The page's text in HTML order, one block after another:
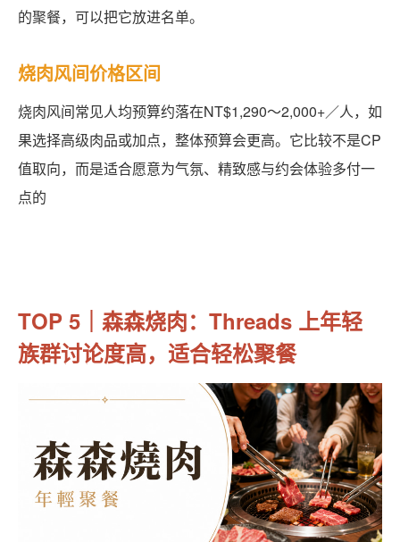
的聚餐，可以把它放进名单。
烧肉风间价格区间
烧肉风间常见人均预算约落在NT$1,290～2,000+／人，如
果选择高级肉品或加点，整体预算会更高。它比较不是CP
值取向，而是适合愿意为气氛、精致感与约会体验多付一
点的
TOP 5｜森森烧肉：Threads 上年轻
族群讨论度高，适合轻松聚餐